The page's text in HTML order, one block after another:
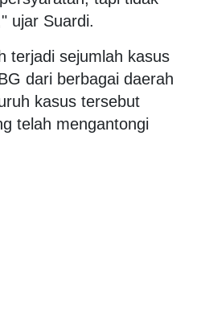
ujar Suardi.
terjadi sejumlah kasus
dari berbagai daerah
kasus tersebut
telah mengantongi